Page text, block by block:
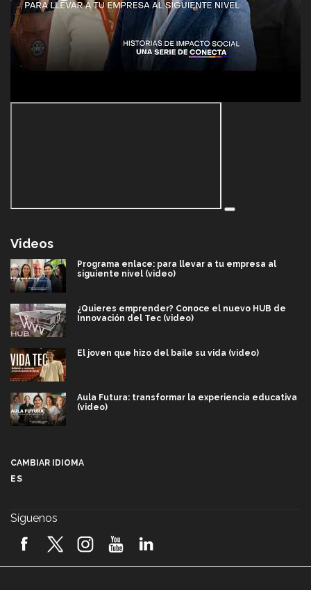
Videos
Programa enlace: para llevar a tu empresa al
siguiente nivel (video)
¿Quieres emprender? Conoce el nuevo HUB de
Innovación del Tec (video)
El joven que hizo del baile su vida (video)
Aula Futura: transformar la experiencia educativa
(video)
2026! (video)
CAMBIAR IDIOMA
ES
Síguenos